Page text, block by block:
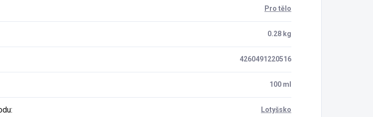
Pro tělo
0.28 kg
4260491220516
100 ml
: Lotyšsko